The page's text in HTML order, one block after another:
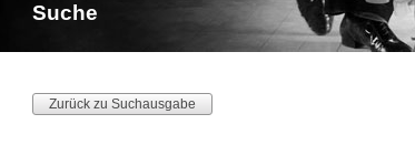
Suche
Zurück zu Suchausgabe